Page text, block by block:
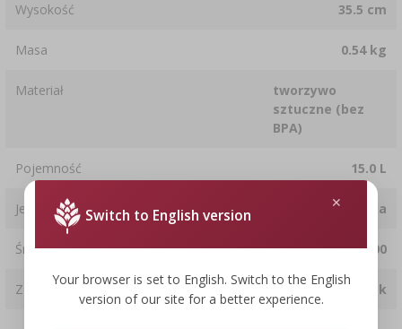
Wysokość 35.5 cm
Masa 0.54 kg
Materiał
tworzywo
sztuczne (bez
BPA)
Pojemność 15.0 L
Jednostka ofertowa sztuka
Średnica otworu [mm] 100
Z zakrętką tak
Switch to English version
Your browser is set to English. Switch to the English
version of our site for a better experience.